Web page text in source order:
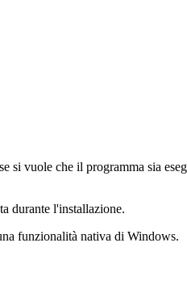
si vuole che il programma sia
durante l'installazione.
funzionalità nativa di Windows.